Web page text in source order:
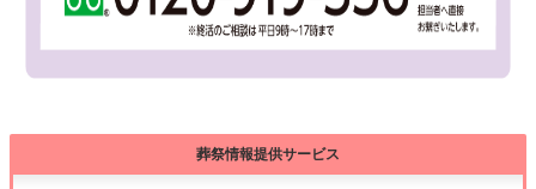
葬祭情報提供サービス